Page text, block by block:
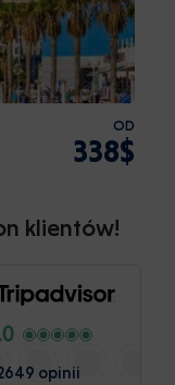
OD
338$
klientów!
opinii